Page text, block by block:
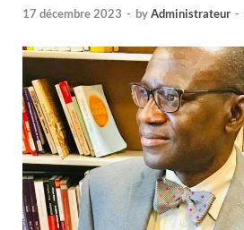
17 décembre 2023 - byAdministrateur -